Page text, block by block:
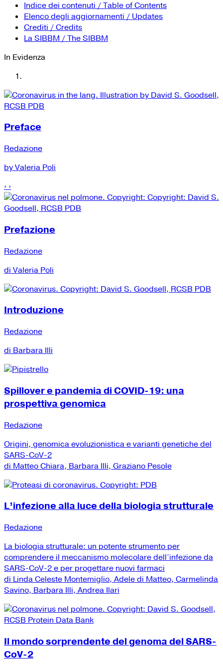
Tutti i siti Zanichelli per la scuola
Collezioni Università
Facebook
Twitter
Instagram
Instagram scuola
Mail
Indice dei contenuti / Table of Contents
Elenco degli aggiornamenti / Updates
Crediti / Credits
La SIBBM / The SIBBM
In Evidenza
Preface
Redazione
by Valeria Poli
‹ ›
Prefazione
Redazione
di Valeria Poli
Introduzione
Redazione
di Barbara Illi
Spillover e pandemia di COVID-19: una
prospettiva genomica
Redazione
Origini, genomica evoluzionistica e varianti genetiche del
SARS-CoV-2
di Matteo Chiara, Barbara Illi, Graziano Pesole
L’infezione alla luce della biologia strutturale
Redazione
La biologia strutturale: un potente strumento per
comprendere il meccanismo molecolare dell’infezione da
SARS-CoV-2 e per progettare nuovi farmaci
di Linda Celeste Montemiglio, Adele di Matteo, Carmelinda
Savino, Barbara Illi, Andrea Ilari
Il mondo sorprendente del genoma del SARS-
CoV-2